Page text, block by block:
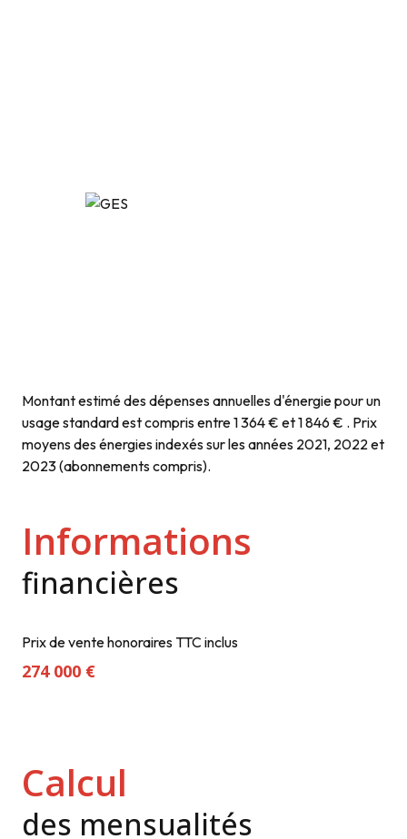
Montant estimé des dépenses annuelles d'énergie pour un
usage standard est compris entre 1 364 € et 1 846 € . Prix
moyens des énergies indexés sur les années 2021, 2022 et
2023 (abonnements compris).
Informations
financières
Prix de vente honoraires TTC inclus
274 000 €
Calcul
des mensualités